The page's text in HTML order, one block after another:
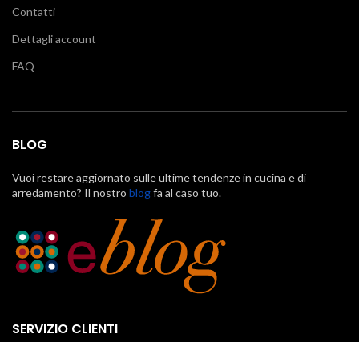
Contatti
Dettagli account
FAQ
BLOG
Vuoi restare aggiornato sulle ultime tendenze in cucina e di
arredamento? Il nostro blogfa al caso tuo.
SERVIZIO CLIENTI